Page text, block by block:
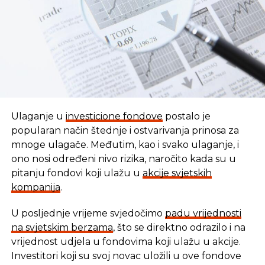
grada u Trnovu počeće u maju ove godine.
Sve to govori da postoji zainteresovanost stranih
investitora za ulaganje u BiH, te da novac nije
najveći problem, ali jedna stvar je jasna, BiH mora
obezbijediti uslove i projekte realizovati na vrijeme i
do kraja. Na taj način otvoriće se put novim
destinacija stranim ulagačima.
Izvor: Klix.ba
REKLAMA
U vremenu kada tradicionalni oblici štednje nude
sve skromnije prinose, ovaj Fond se nameće kao
moderna alternativa svima koji žele da njihov novac
radi za njih, i da pritom podrže razvoj domaće
Ulaganje u investicione fondove postalo je
popularan način štednje i ostvarivanja prinosa za
mnoge ulagače. Međutim, kao i svako ulaganje, i
ono nosi određeni nivo rizika, naročito kada su u
pitanju fondovi koji ulažu u akcije svjetskih
kompanija.
U posljednje vrijeme svjedočimo padu vrijednosti
na svjetskim berzama, što se direktno odrazilo i na
vrijednost udjela u fondovima koji ulažu u akcije.
Investitori koji su svoj novac uložili u ove fondove